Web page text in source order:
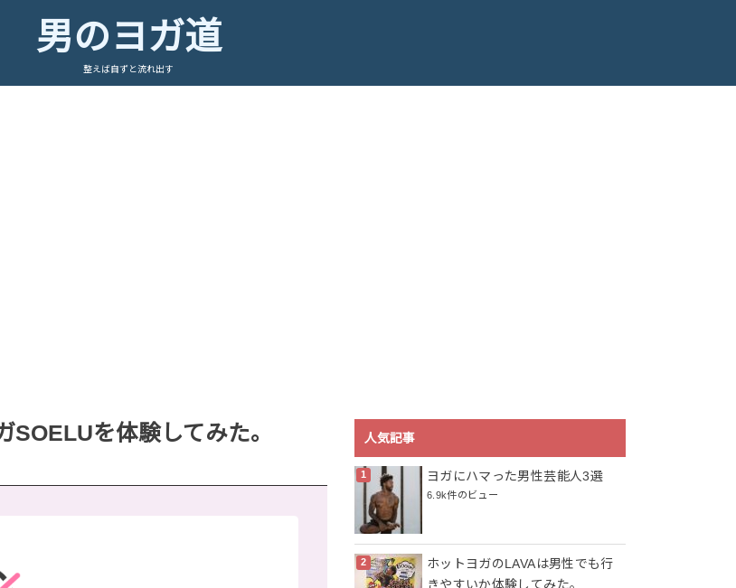
男のヨガ道
整えば自ずと流れ出す
SOELUを体験してみた。 人気記事
ヨガにハマった男性芸能人3選
6.9k件のビュー
ホットヨガのLAVAは男性でも行
きやすいか体験してみた。